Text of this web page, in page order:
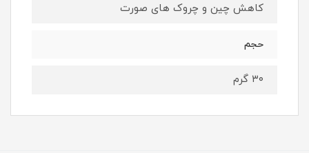
کاهش چین و چروک های صورت
حجم
۳۰ گرم